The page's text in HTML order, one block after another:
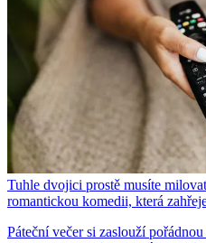
Tuhle dvojici prostě musíte
romantickou komedii, která
Páteční večer si zaslouží